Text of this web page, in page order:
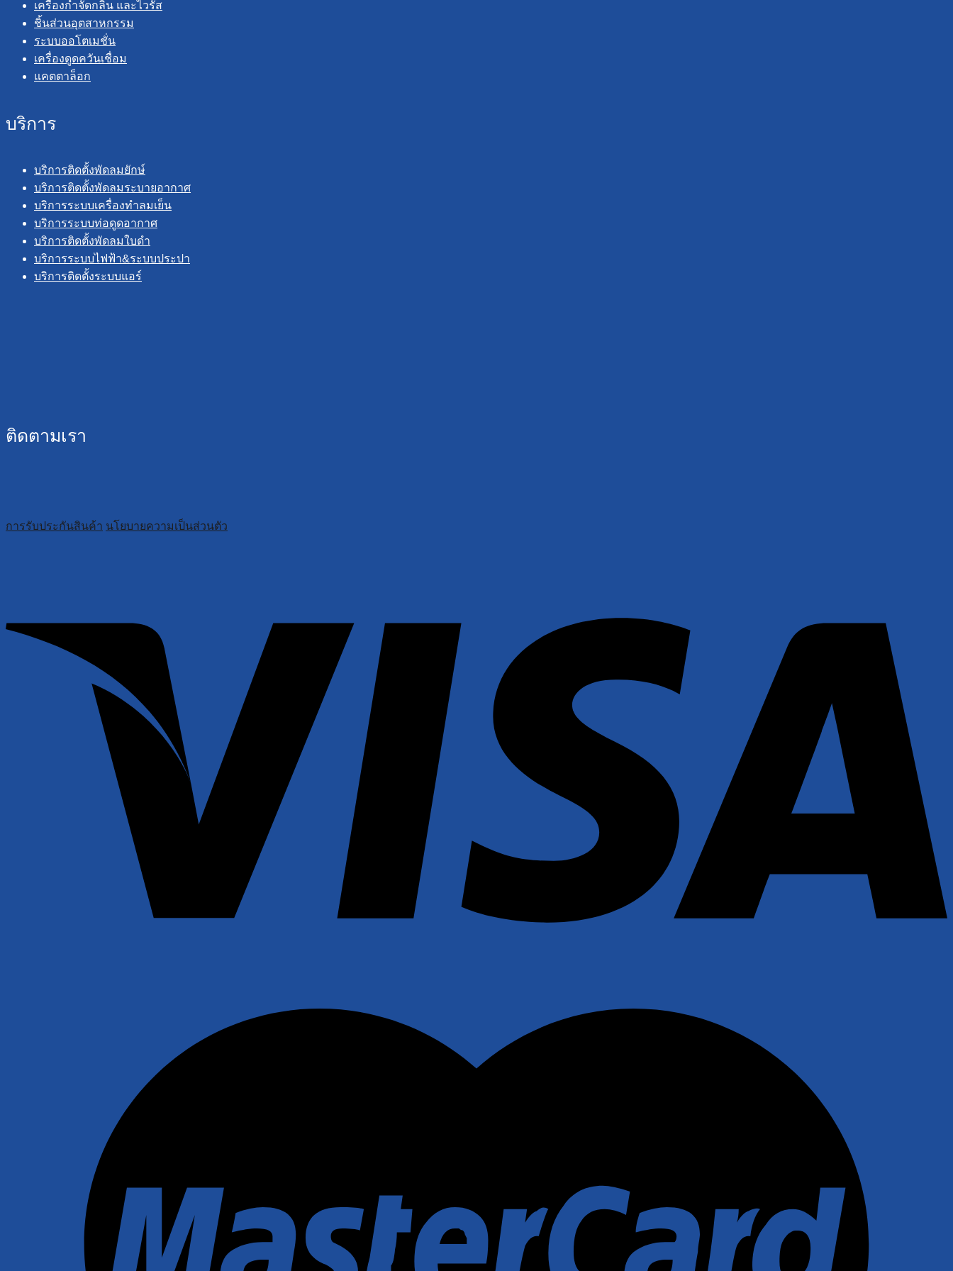
เครื่องกำจัดกลิ่น และไวรัส
ชิ้นส่วนอุตสาหกรรม
ระบบออโตเมชั่น
เครื่องดูดควันเชื่อม
แคตตาล็อก
บริการ
บริการติดตั้งพัดลมยักษ์
บริการติดตั้งพัดลมระบายอากาศ
บริการระบบเครื่องทำลมเย็น
บริการระบบท่อดูดอากาศ
บริการติดตั้งพัดลมใบดำ
บริการระบบไฟฟ้า&ระบบประปา
บริการติดตั้งระบบแอร์
ติดตามเรา
การรับประกันสินค้า นโยบายความเป็นส่วนตัว